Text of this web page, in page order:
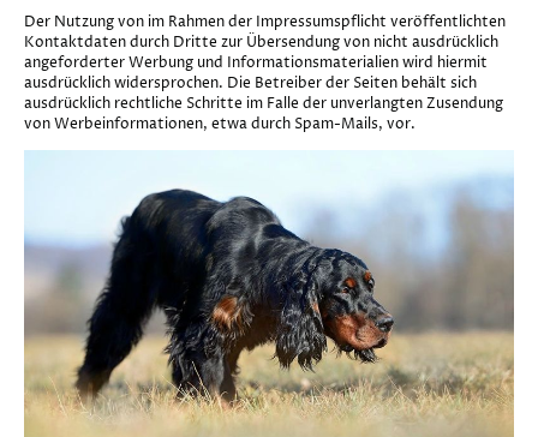
Der Nutzung von im Rahmen der Impressumspflicht veröffentlichten
Kontaktdaten durch Dritte zur Übersendung von nicht ausdrücklich
angeforderter Werbung und Informationsmaterialien wird hiermit
ausdrücklich widersprochen. Die Betreiber der Seiten behält sich
ausdrücklich rechtliche Schritte im Falle der unverlangten Zusendung
von Werbeinformationen, etwa durch Spam-Mails, vor.